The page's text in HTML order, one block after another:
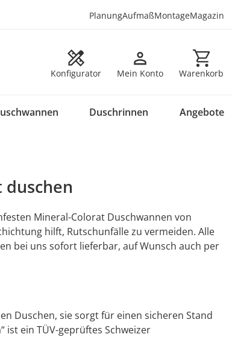
PlanungAufmaßMontageMagazin
Konfigurator Mein Konto Warenkorb
Warenkorb
Duschrinnen Angebote
Mineral-Colorat Duschwannen von
hilft, Rutschunfälle zu vermeiden. Alle
bei uns sofort lieferbar, auf Wunsch auch per
Duschen, sie sorgt für einen sicheren Stand
ist ein TÜV-geprüftes Schweizer